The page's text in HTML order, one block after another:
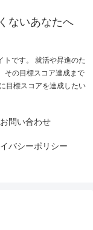
ないあなたへ
トです。 就活や昇進のた
その目標スコア達成まで
目標スコアを達成したい
お問い合わせ
バシーポリシー